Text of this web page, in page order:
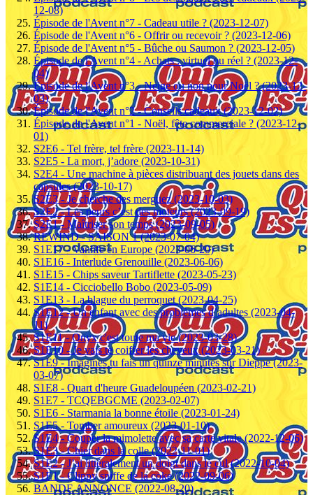
12-08)
Épisode de l'Avent n°7 - Cadeau utile ? (2023-12-07)
Épisode de l'Avent n°6 - Offrir ou recevoir ? (2023-12-06)
Épisode de l'Avent n°5 - Bûche ou Saumon ? (2023-12-05)
Épisode de l'Avent n°4 - Achats : virtuel ou réel ? (2023-12-
04)
Épisode de l'Avent n°3 - Neige ou non pour Noël ? (2023-12-
03)
Épisode de l'Avent n°2 - Conseils cadeaux (2023-12-02)
Épisode de l'Avent n°1 - Noël, fête commerciale ? (2023-12-
01)
S2E6 - Tel frère, tel frère (2023-11-14)
S2E5 - La mort, j’adore (2023-10-31)
S2E4 - Une machine à pièces distribuant des jouets dans des
capsules (2023-10-17)
S2E3 - Je cherche des merguez (2023-10-03)
S2E2 - Les peurs c’est des moteurs (2023-09-19)
S2E1 - Maîtriser son temps (2023-09-05)
REWIND - SAISON 1 (2023-07-04)
S1E17 - Vanlife en Europe (2023-06-20)
S1E16 - Interlude Grenouille (2023-06-06)
S1E15 - Chips saveur Tartiflette (2023-05-23)
S1E14 - Cicciobello Bobo (2023-05-09)
S1E13 - La blague du perroquet (2023-04-25)
S1E12 - Un enfant avec des problèmes d’adultes (2023-04-
11)
S1E11 - Onyx c'est toute ma vie (2023-03-28)
S1E10 - Je vais te coiffer les cheveux (2023-03-21)
S1E9 - Imagines tu fais un quinze minutes sur Dieppe (2023-
03-07)
S1E8 - Quart d'heure Guadeloupéen (2023-02-21)
S1E7 - TCQEBGCME (2023-02-07)
S1E6 - Starmania la bonne étoile (2023-01-24)
S1E5 - Tomber amoureux (2023-01-10)
S1E4 - Couper la mimolette avec sa carte vitale (2022-12-06)
S1E3 - Chier dans la colle (2022-11-01)
S1E2 - J’ai littéralement un doigt dans le cul (2022-10-04)
S1E1 - Clippy sniffe de la coke (2022-09-06)
BANDE ANNONCE (2022-08-20)